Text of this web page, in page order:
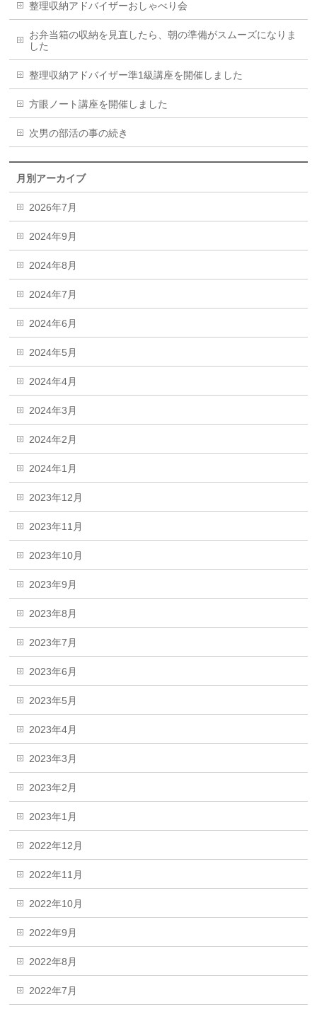
整理収納アドバイザーおしゃべり会
お弁当箱の収納を見直したら、朝の準備がスムーズになりま
した
整理収納アドバイザー準1級講座を開催しました
方眼ノート講座を開催しました
次男の部活の事の続き
月別アーカイブ
2026年7月
2024年9月
2024年8月
2024年7月
2024年6月
2024年5月
2024年4月
2024年3月
2024年2月
2024年1月
2023年12月
2023年11月
2023年10月
2023年9月
2023年8月
2023年7月
2023年6月
2023年5月
2023年4月
2023年3月
2023年2月
2023年1月
2022年12月
2022年11月
2022年10月
2022年9月
2022年8月
2022年7月